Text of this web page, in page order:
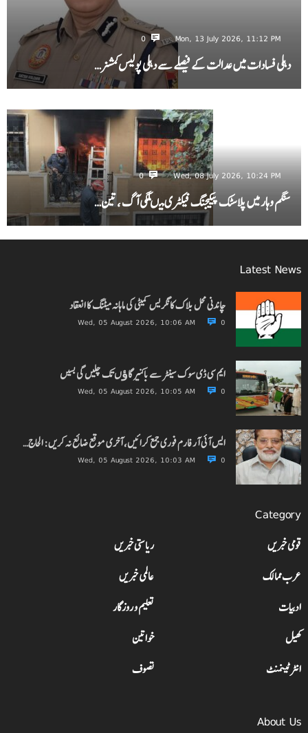
Mon, 13 July 2026, 11:12 PM
0
دہلی فسادات میں عدالت کے فیصلے سے دہلی پولیس کمشنر…
Wed, 08 July 2026, 10:24 PM
0
سنگم وہار میں پلاسٹک پیکیجنگ فیکٹری میںلگی آگ ، تین…
Latest News
چاندنی محل بلاک کانگریس کمیٹی کی ماہانہ میٹنگ کا انعقاد
Wed, 05 August 2026, 10:06 AM 0
ایم سی ڈی سوک سینٹر سے باکنیر گاﺅں تک چلیں گی بسیں
Wed, 05 August 2026, 10:05 AM 0
ایس آئی آر فارم فوری جمع کرائیں، آخری موقع ضائع نہ کریں: الحاج…
Wed, 05 August 2026, 10:03 AM 0
Category
قومی خبریں
ریاستی خبریں
عرب ممالک
عالمی خبریں
ادبیات
تعلیم و روزگار
کھیل
خواتین
انٹرٹینمنٹ
تصوف
About Us